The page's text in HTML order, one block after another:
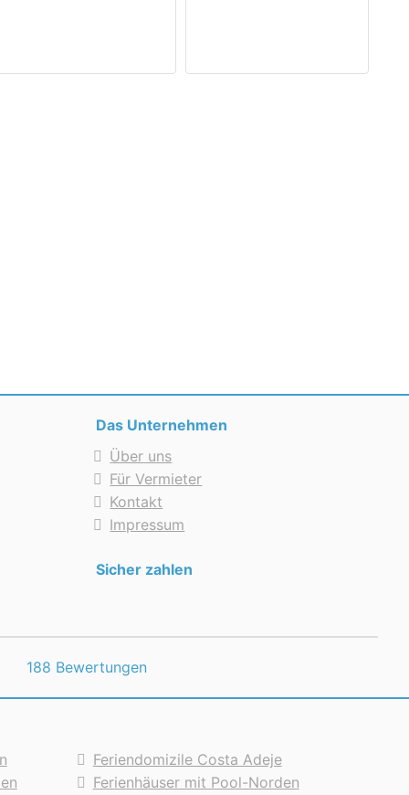
des gewachsenen Ortes, von
Das Unternehmen
Über uns
Für Vermieter
Kontakt
Impressum
Sicher zahlen
188 Bewertungen
Feriendomizile Costa Adeje
Ferienhäuser mit Pool-Norden